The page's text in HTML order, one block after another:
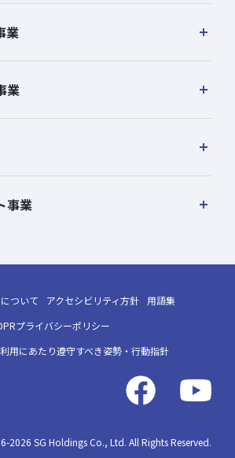
業
業
事業
ついて アクセシビリティ方針
用語集
プライバシーポリシー
用にあたり遵守すべき姿勢・行動指針
2026 SG Holdings Co., Ltd. All Rights Reserved.